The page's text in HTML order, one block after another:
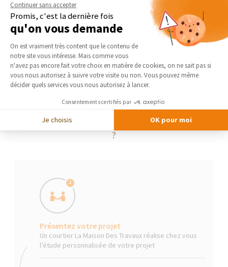
La Maison Des Travaux, comment ça marche
?
1
Présentez votre projet
Un courtier La Maison Des Travaux réalise chez vous
l’étude personnalisée de votre projet
Continuer sans accepter
Promis, c'est la dernière fois
qu'on vous demande
Plateforme de Gestion du
On est vraiment très content que le contenu de
notre site vous intéresse. Mais comme vous
n'avez pas encore fait votre choix en matière de cookies, on ne sait pas si
vous nous autorisez à suivre votre visite ou non. Vous pouvez même
décider quels services vous nous autorisez à lancer.
Consentements certifiés par
Je choisis OK pour moi
Axeptio consent